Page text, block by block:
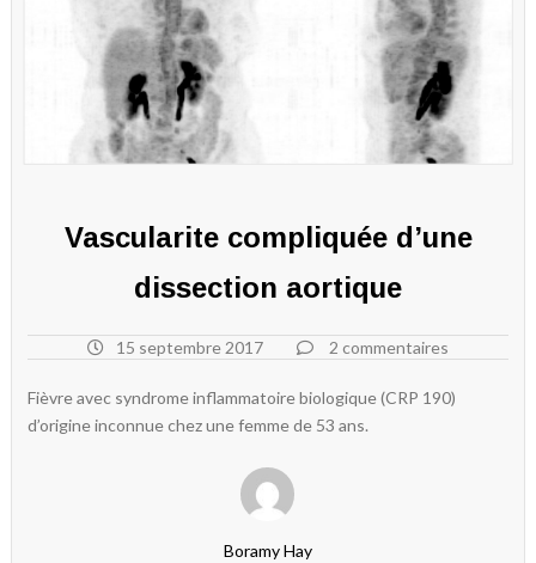
Vascularite compliquée d’une
dissection aortique
15 septembre 2017 2 commentaires
Fièvre avec syndrome inflammatoire biologique (CRP 190)
d’origine inconnue chez une femme de 53 ans.
Boramy Hay